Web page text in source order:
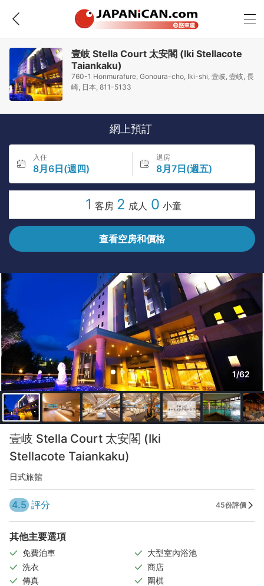
壹岐 Stella Court 太安閣 (Iki Stellacote
Taiankaku)
760-1 Honmurafure, Gonoura-cho, Iki-shi, 壹岐, 壹岐, 長
崎, 日本, 811-5133
網上預訂
入住
8月6日(週四)
退房
8月7日(週五)
1 客房 2 成人 0 小童
查看空房和價格
1/62
壹岐 Stella Court 太安閣 (Iki
Stellacote Taiankaku)
日式旅館
4.5 評分 45份評價
其他主要選項
免費泊車
大型室內浴池
洗衣
商店
傳真
圍棋